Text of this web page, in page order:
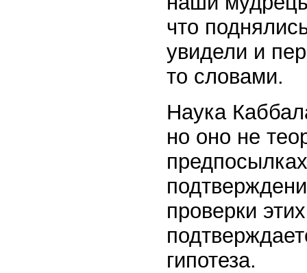
что
увидели и
то словами.
Наука
но оно не
проверки
гипотеза.